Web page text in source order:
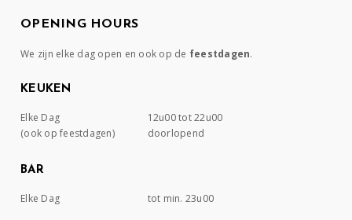
OPENING HOURS
We zijn elke dag open en ook op de feestdagen.
KEUKEN
Elke Dag
12u00 tot 22u00
(ook op feestdagen)
doorlopend
BAR
Elke Dag tot min. 23u00